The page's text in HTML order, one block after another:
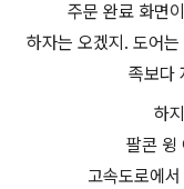
주문 완료 화면
하자는 오겠지. 도어
족보다
하
팔콘 윙
고속도로에